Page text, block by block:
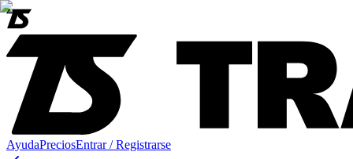
AyudaPreciosEntrar / Registrarse